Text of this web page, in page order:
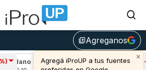
library_addAgreganos
×
Agregá iProUP a tus fuentes
(-0,21%)
Avalanche (-